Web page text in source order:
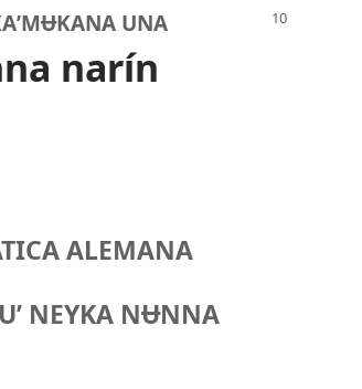
UNA
narín
ALEMANA
NEYKA NɄNNA